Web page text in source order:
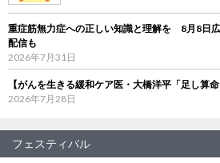
重症筋無力症への正しい知識と理解を 8月8日
配信も
2026年7月31日
【がんを生きる緩和ケア医・大橋洋平「足し算
2026年7月28日
フェスティバル